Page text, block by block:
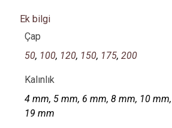
Ek bilgi
Çap
50, 100, 120, 150, 175, 200
Kalınlık
4 mm, 5 mm, 6 mm, 8 mm, 10
19 mm